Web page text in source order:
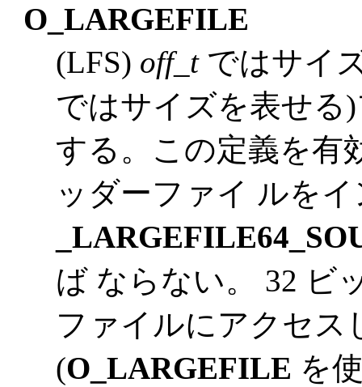
O_LARGEFILE
(LFS) off_tではサイ
ではサイズを表せる
する。この定義を有
ッダーファイ ルを
ば ならない。 32 ビ
ファイルにアクセス
(O_LARGEFILE を